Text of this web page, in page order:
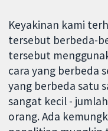
Keyakinan kami
tersebut berbeda-
tersebut
cara yang berbeda
yang berbeda satu
sangat kecil -
orang. Ada